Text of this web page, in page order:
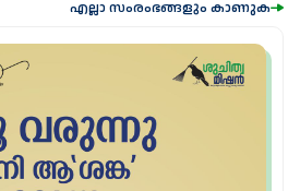
എല്ലാ സംരംഭങ്ങളും കാണുക